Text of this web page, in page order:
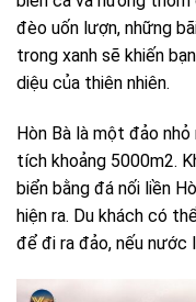
đèo uốn lượn, những
trong xanh sẽ khiến
diệu của thiên nhiên.
Hòn Bà là một đảo nhỏ
tích khoảng 5000m2.
biển bằng đá nối liền
hiện ra. Du khách có
để đi ra đảo, nếu nước